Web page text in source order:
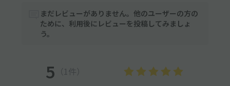
まだレビューがありません。他のユーザーの方の
ために、利用後にレビューを投稿してみましょ
う。
5 （1件）